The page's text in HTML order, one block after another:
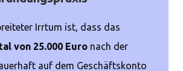
Irrtum ist, dass das
von 25.000 Euro nach der
auf dem Geschäftskonto